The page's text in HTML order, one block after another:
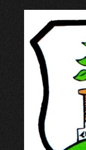
content